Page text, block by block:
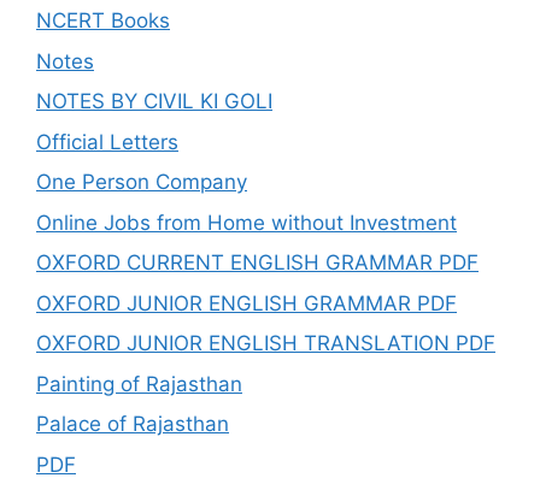
NCERT Books
Notes
NOTES BY CIVIL KI GOLI
Official Letters
One Person Company
Online Jobs from Home without Investment
OXFORD CURRENT ENGLISH GRAMMAR PDF
OXFORD JUNIOR ENGLISH GRAMMAR PDF
OXFORD JUNIOR ENGLISH TRANSLATION PDF
Painting of Rajasthan
Palace of Rajasthan
PDF